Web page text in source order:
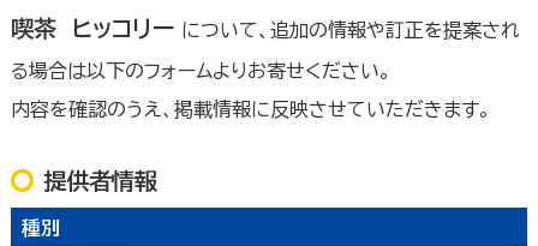
喫茶 ヒッコリー について、追加の情報や訂正を提案され
る場合は以下のフォームよりお寄せください。
内容を確認のうえ、掲載情報に反映させていただきます。
提供者情報
種別